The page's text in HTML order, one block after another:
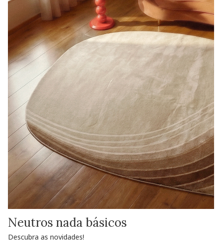
Neutros nada básicos
Descubra as novidades!